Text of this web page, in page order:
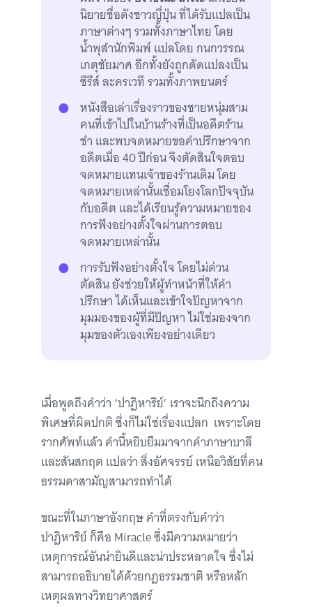
นิยายชื่อดังชาวญี่ปุ่น ที่ได้รับแปลเป็น
ภาษาต่างๆ รวมทั้งภาษาไทย โดย
น้ำพุสำนักพิมพ์ แปลโดย กนกวรรณ
เกตุชัยมาศ อีกทั้งยังถูกดัดแปลงเป็น
ซีรีส์ ละครเวที รวมทั้งภาพยนตร์
หนังสือเล่าเรื่องราวของชายหนุ่มสาม
คนที่เข้าไปในบ้านร้างที่เป็นอดีตร้าน
ชำ และพบจดหมายขอคำปรึกษาจาก
อดีตเมื่อ 40 ปีก่อน จึงตัดสินใจตอบ
จดหมายแทนเจ้าของร้านเดิม โดย
จดหมายเหล่านั้นเชื่อมโยงโลกปัจจุบัน
กับอดีต และได้เรียนรู้ความหมายของ
การฟังอย่างตั้งใจผ่านการตอบ
จดหมายเหล่านั้น
การรับฟังอย่างตั้งใจ โดยไม่ด่วน
ตัดสิน ยังช่วยให้ผู้ทำหน้าที่ให้คำ
ปรึกษา ได้เห็นและเข้าใจปัญหาจาก
มุมมองของผู้ที่มีปัญหา ไม่ใช่มองจาก
มุมของตัวเองเพียงอย่างเดียว
เมื่อพูดถึงคำว่า ‘ปาฏิหาริย์’ เราจะนึกถึงความ
พิเศษที่ผิดปกติ ซึ่งก็ไม่ใช่เรื่องแปลก เพราะโดย
รากศัพท์แล้ว คำนี้หยิบยืมมาจากคำภาษาบาลี
และสันสกฤต แปลว่า สิ่งอัศจรรย์ เหนือวิสัยที่คน
ธรรมดาสามัญสามารถทำได้
ขณะที่ในภาษาอังกฤษ คำที่ตรงกับคำว่า
ปาฏิหาริย์ ก็คือ Miracle ซึ่งมีความหมายว่า
เหตุการณ์อันน่ายินดีและน่าประหลาดใจ ซึ่งไม่
สามารถอธิบายได้ด้วยกฎธรรมชาติ หรือหลัก
เหตุผลทางวิทยาศาสตร์